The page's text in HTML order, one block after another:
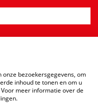
onze bezoekersgegevens, om
inhoud te tonen en om u
meer informatie over de